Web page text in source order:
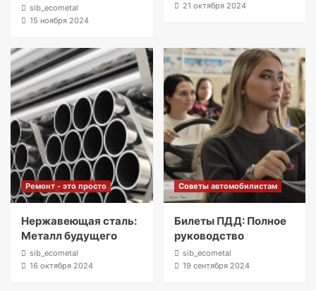
sib_ecometal
15 ноября 2024
21 октября 2024
Ремонт - это просто
Нержавеющая сталь:
Металл будущего
sib_ecometal
16 октября 2024
Советы автомобилистам
Билеты ПДД: Полное
руководство
sib_ecometal
19 сентября 2024